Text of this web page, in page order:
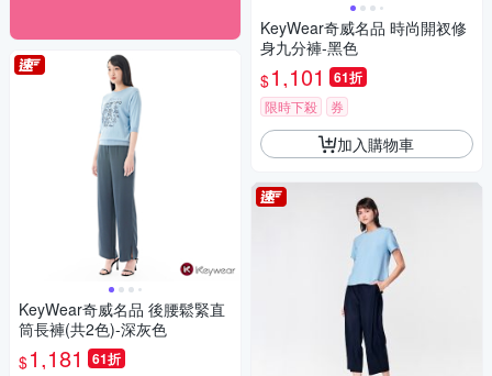
KeyWear奇威名品 後腰鬆緊直
筒長褲(共2色)-深灰色
$1,181 61折
KeyWear奇威名品 時尚開衩修
身九分褲-黑色
$1,101 61折
限時下殺 券
加入購物車